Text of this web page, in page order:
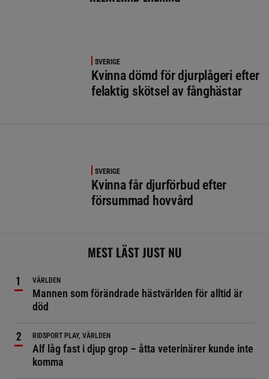
SVERIGE
Kvinna dömd för djurplågeri efter
felaktig skötsel av fånghästar
SVERIGE
Kvinna får djurförbud efter
försummad hovvård
MEST LÄST JUST NU
VÄRLDEN
Mannen som förändrade hästvärlden för alltid är
död
RIDSPORT PLAY, VÄRLDEN
Alf låg fast i djup grop – åtta veterinärer kunde inte
komma